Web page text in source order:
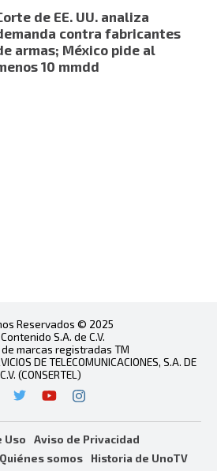
de EE. UU. analiza
contra fabricantes
armas; México pide al
10 mmdd
Reservados © 2025
S.A. de C.V.
marcas registradas TM
DE TELECOMUNICACIONES, S.A. DE
C.V. (CONSERTEL)
Uso
Aviso de Privacidad
Quiénes somos
Historia de UnoTV